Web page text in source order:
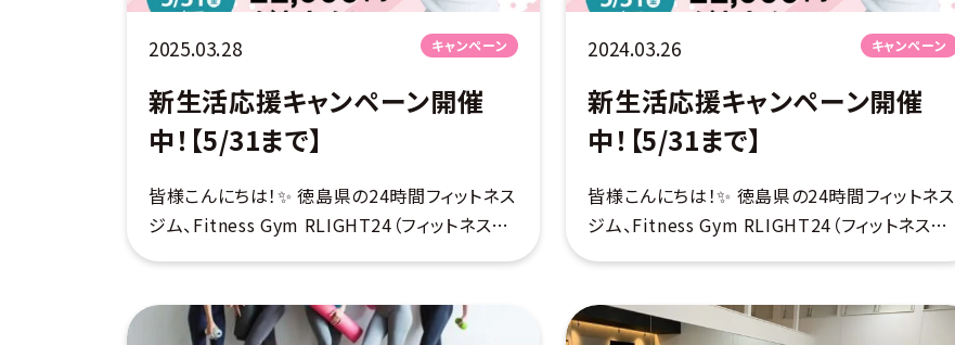
2025.03.28 キャンペーン
新生活応援キャンペーン開催
中！【5/31まで】
皆様こんにちは！✨ 徳島県の24時間フィットネス
ジム、Fitness Gym RLIGHT24（フィットネスジ
ムライト）です♪ 春から新たなチャレンジを始め
ペーンのご案内です👏 […]
2024.03.26 キャンペーン
新生活応援キャンペーン開催
中！【5/31まで】
皆様こんにちは！✨ 徳島県の24時間フィットネス
ジム、Fitness Gym RLIGHT24（フィットネスジ
ムライト）です♪ 春から新たなチャレンジを始め
ペーンのご案内です👏 […]